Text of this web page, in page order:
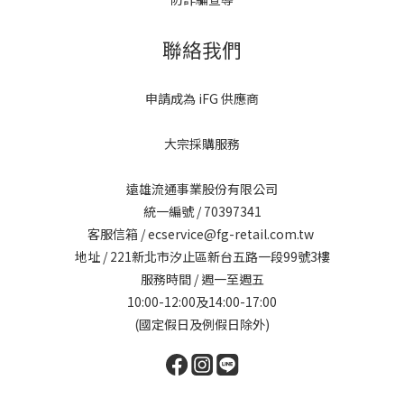
聯絡我們
申請成為 iFG 供應商
大宗採購服務
遠雄流通事業股份有限公司
統一編號 / 70397341
客服信箱 / ecservice@fg-retail.com.tw
地址 / 221新北市汐止區新台五路一段99號3樓
服務時間 / 週一至週五
10:00-12:00及14:00-17:00
(國定假日及例假日除外)